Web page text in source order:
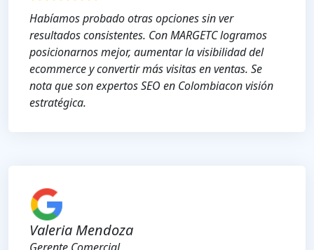
Habíamos probado otras opciones sin ver
resultados consistentes. Con MARGETC logramos
posicionarnos mejor, aumentar la visibilidad del
ecommerce y convertir más visitas en ventas. Se
nota que son expertos SEO en Colombiacon visión
estratégica.
Valeria Mendoza